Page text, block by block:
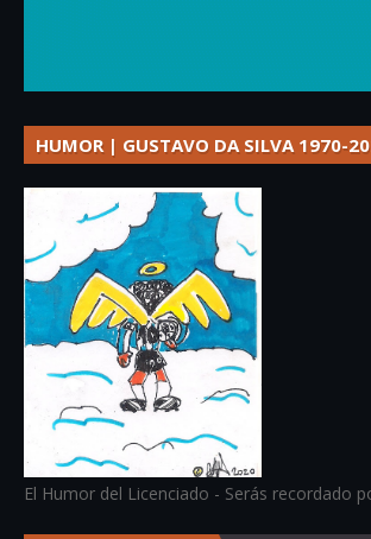
HUMOR | GUSTAVO DA SILVA 1970-
El Humor del Licenciado - Serás recordado